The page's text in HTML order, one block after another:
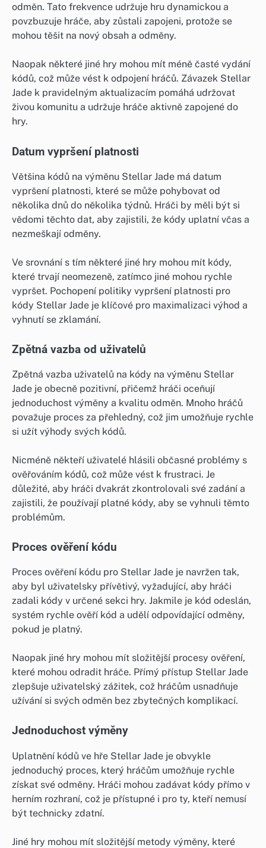
odměn. Tato frekvence udržuje hru dynamickou a
povzbuzuje hráče, aby zůstali zapojeni, protože se
mohou těšit na nový obsah a odměny.
Naopak některé jiné hry mohou mít méně časté vydání
kódů, což může vést k odpojení hráčů. Závazek Stellar
Jade k pravidelným aktualizacím pomáhá udržovat
živou komunitu a udržuje hráče aktivně zapojené do
hry.
Datum vypršení platnosti
Většina kódů na výměnu Stellar Jade má datum
vypršení platnosti, které se může pohybovat od
několika dnů do několika týdnů. Hráči by měli být si
vědomi těchto dat, aby zajistili, že kódy uplatní včas a
nezmeškají odměny.
Ve srovnání s tím některé jiné hry mohou mít kódy,
které trvají neomezeně, zatímco jiné mohou rychle
vypršet. Pochopení politiky vypršení platnosti pro
kódy Stellar Jade je klíčové pro maximalizaci výhod a
vyhnutí se zklamání.
Zpětná vazba od uživatelů
Zpětná vazba uživatelů na kódy na výměnu Stellar
Jade je obecně pozitivní, přičemž hráči oceňují
jednoduchost výměny a kvalitu odměn. Mnoho hráčů
považuje proces za přehledný, což jim umožňuje rychle
si užít výhody svých kódů.
Nicméně někteří uživatelé hlásili občasné problémy s
ověřováním kódů, což může vést k frustraci. Je
důležité, aby hráči dvakrát zkontrolovali své zadání a
zajistili, že používají platné kódy, aby se vyhnuli těmto
problémům.
Proces ověření kódu
Proces ověření kódu pro Stellar Jade je navržen tak,
aby byl uživatelsky přívětivý, vyžadující, aby hráči
zadali kódy v určené sekci hry. Jakmile je kód odeslán,
systém rychle ověří kód a udělí odpovídající odměny,
pokud je platný.
Naopak jiné hry mohou mít složitější procesy ověření,
které mohou odradit hráče. Přímý přístup Stellar Jade
zlepšuje uživatelský zážitek, což hráčům usnadňuje
užívání si svých odměn bez zbytečných komplikací.
Jednoduchost výměny
Uplatnění kódů ve hře Stellar Jade je obvykle
jednoduchý proces, který hráčům umožňuje rychle
získat své odměny. Hráči mohou zadávat kódy přímo v
herním rozhraní, což je přístupné i pro ty, kteří nemusí
být technicky zdatní.
Jiné hry mohou mít složitější metody výměny, které